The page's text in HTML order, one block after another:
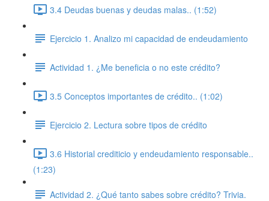
3.4 Deudas buenas y deudas malas.. (1:52)
Ejercicio 1. Analizo mi capacidad de endeudamiento
Actividad 1. ¿Me beneficia o no este crédito?
3.5 Conceptos importantes de crédito.. (1:02)
Ejercicio 2. Lectura sobre tipos de crédito
3.6 Historial crediticio y endeudamiento responsable..
(1:23)
Actividad 2. ¿Qué tanto sabes sobre crédito? Trivia.